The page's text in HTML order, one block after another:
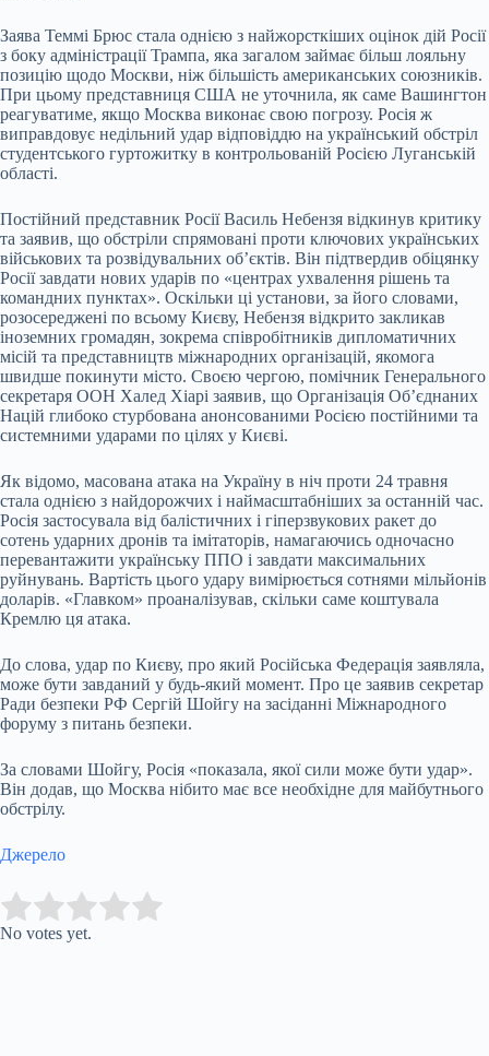
Заява Теммі Брюс стала однією з найжорсткіших оцінок дій Росії
з боку адміністрації Трампа, яка загалом займає більш лояльну
позицію щодо Москви, ніж більшість американських союзників.
При цьому представниця США не уточнила, як саме Вашингтон
реагуватиме, якщо Москва виконає свою погрозу. Росія ж
виправдовує недільний удар відповіддю на український обстріл
студентського гуртожитку в контрольованій Росією Луганській
області.
Постійний представник Росії Василь Небензя відкинув критику
та заявив, що обстріли спрямовані проти ключових українських
військових та розвідувальних об’єктів. Він підтвердив обіцянку
Росії завдати нових ударів по «центрах ухвалення рішень та
командних пунктах». Оскільки ці установи, за його словами,
розосереджені по всьому Києву, Небензя відкрито закликав
іноземних громадян, зокрема співробітників дипломатичних
місій та представництв міжнародних організацій, якомога
швидше покинути місто. Своєю чергою, помічник Генерального
секретаря ООН Халед Хіарі заявив, що Організація Об’єднаних
Націй глибоко стурбована анонсованими Росією постійними та
системними ударами по цілях у Києві.
Як відомо, масована атака на Україну в ніч проти 24 травня
стала однією з найдорожчих і наймасштабніших за останній час.
Росія застосувала від балістичних і гіперзвукових ракет до
сотень ударних дронів та імітаторів, намагаючись одночасно
перевантажити українську ППО і завдати максимальних
руйнувань. Вартість цього удару вимірюється сотнями мільйонів
доларів. «Главком» проаналізував, скільки саме коштувала
Кремлю ця атака.
До слова, удар по Києву, про який Російська Федерація заявляла,
може бути завданий у будь-який момент. Про це заявив секретар
Ради безпеки РФ Сергій Шойгу на засіданні Міжнародного
форуму з питань безпеки.
За словами Шойгу, Росія «показала, якої сили може бути удар».
Він додав, що Москва нібито має все необхідне для майбутнього
обстрілу.
Джерело
Rate this item:
No votes yet.